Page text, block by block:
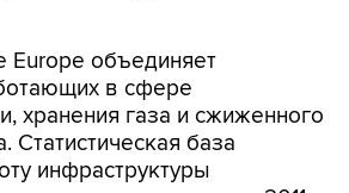
Europe объединяет
в сфере
хранения газа и сжиженного
Статистическая база
инфраструктуры